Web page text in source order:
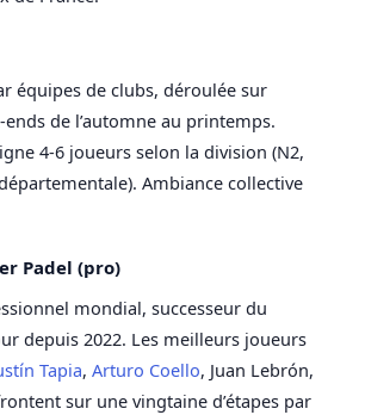
équipes de clubs, déroulée sur
de l’automne au printemps.
4-6 joueurs selon la division (N2,
Ambiance collective
Padel (pro)
mondial, successeur du
depuis 2022. Les meilleurs joueurs
Tapia, Arturo Coello, Juan Lebrón,
sur une vingtaine d’étapes par